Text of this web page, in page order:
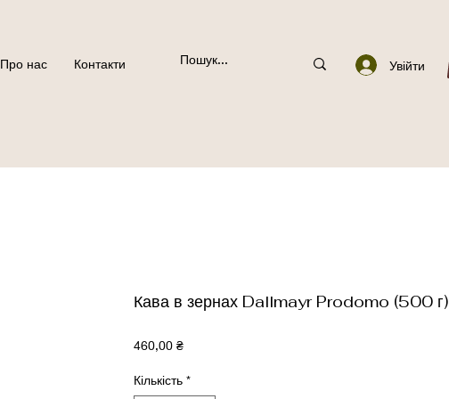
Про нас Контакти Увійти
Кава в зернах Dallmayr Prodomo (500 г)
460,00 ₴Ціна
Кількість *